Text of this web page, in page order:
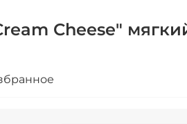
Cheese"